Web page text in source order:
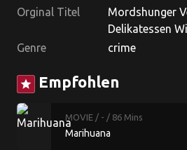
Orginal Titel
Mordshunger
Delikatessen
Genre
crime
star Empfohlen
MOVIE / - / 86 Mins
Marihuana